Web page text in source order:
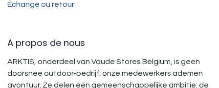
Échange ou retour
A propos de nous
ARKTIS, onderdeel van Vaude Stores Belgium, is geen
doorsnee outdoor-bedrijf: onze medewerkers ademen
avontuur. Ze delen één gemeenschappelijke ambitie: de